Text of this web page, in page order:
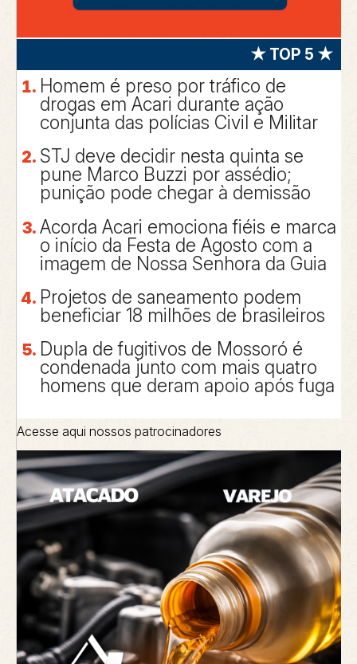
★ TOP 5 ★
Homem é preso por tráfico de
drogas em Acari durante ação
conjunta das polícias Civil e Militar
STJ deve decidir nesta quinta se
pune Marco Buzzi por assédio;
punição pode chegar à demissão
Acorda Acari emociona fiéis e marca
o início da Festa de Agosto com a
imagem de Nossa Senhora da Guia
Projetos de saneamento podem
beneficiar 18 milhões de brasileiros
Dupla de fugitivos de Mossoró é
condenada junto com mais quatro
homens que deram apoio após fuga
Acesse aqui nossos patrocinadores